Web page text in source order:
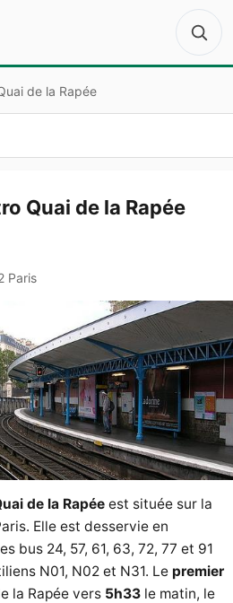
de la Rapée
Quai de la Rapée
Paris
de la Rapée est située sur la
Elle est desservie en
bus 24, 57, 61, 63, 72, 77 et 91
N01, N02 et N31. Le premier
la Rapée vers 5h33 le matin, le